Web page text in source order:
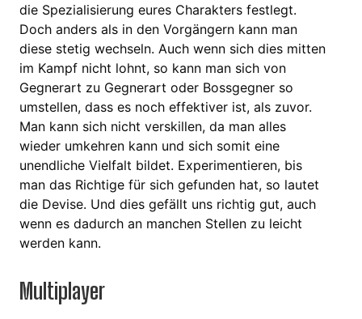
die Spezialisierung eures Charakters festlegt.
Doch anders als in den Vorgängern kann man
diese stetig wechseln. Auch wenn sich dies mitten
im Kampf nicht lohnt, so kann man sich von
Gegnerart zu Gegnerart oder Bossgegner so
umstellen, dass es noch effektiver ist, als zuvor.
Man kann sich nicht verskillen, da man alles
wieder umkehren kann und sich somit eine
unendliche Vielfalt bildet. Experimentieren, bis
man das Richtige für sich gefunden hat, so lautet
die Devise. Und dies gefällt uns richtig gut, auch
wenn es dadurch an manchen Stellen zu leicht
werden kann.
Multiplayer